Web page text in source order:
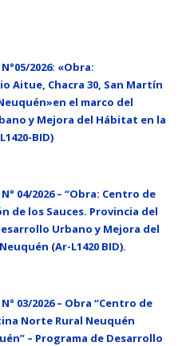
2026: «Obra:
Aitue, Chacra 30, San Martín
el marco del
y Mejora del Hábitat en la
BID)
04/2026 – “Obra: Centro de
de los Sauces. Provincia del
Urbano y Mejora del
(Ar-L1420 BID).
03/2026 – Obra “Centro de
Norte Rural Neuquén
– Programa de Desarrollo